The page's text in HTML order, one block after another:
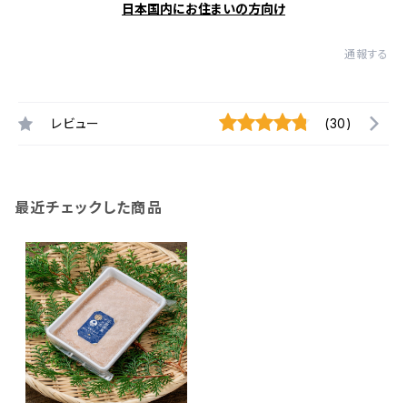
日本国内にお住まいの方向け
通報する
レビュー (30)
最近チェックした商品